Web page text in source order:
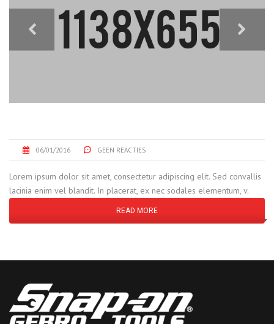
06/01/2016 GEEN REACTIES
Lorem ipsum dolor sit amet, consectetur adipiscing elit. Sed convallis
lacinia enim vel blandit. In placerat, ex nec sodales elementum, v.
READ MORE